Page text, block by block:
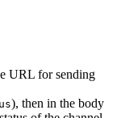
URL for sending
), then in the body